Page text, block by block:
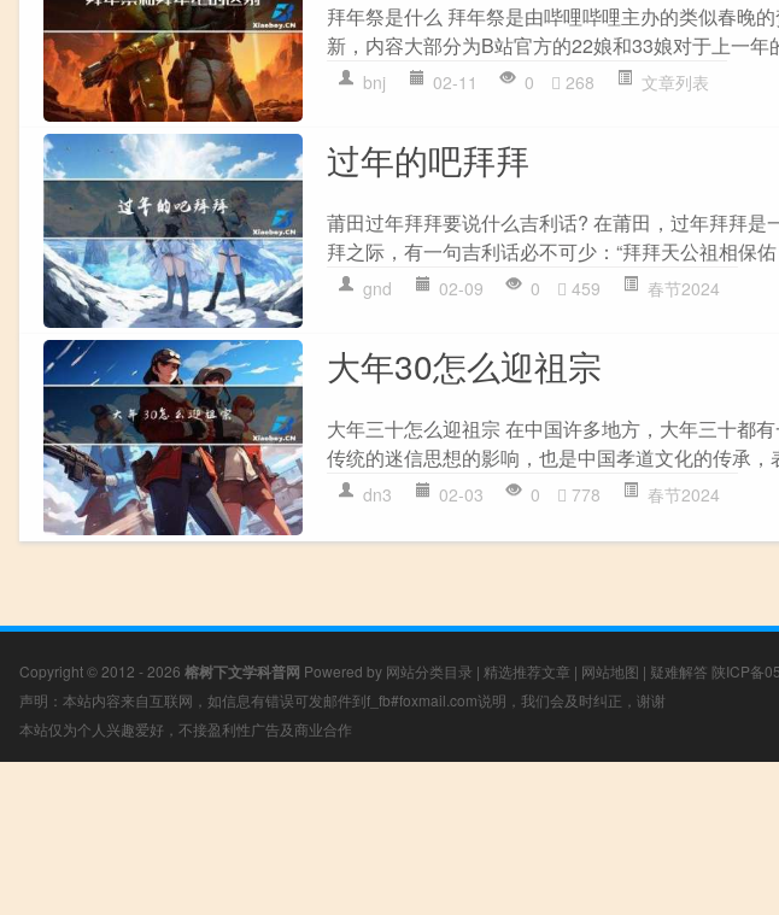
拜年祭是什么 拜年祭是由哔哩哔哩主办的类似春晚
新，内容大部分为B站官方的22娘和33娘对于上一年
bnj 02-11 0 268 文章列表
过年的吧拜拜
莆田过年拜拜要说什么吉利话? 在莆田，过年拜拜
拜之际，有一句吉利话必不可少：“拜拜天公祖相保
gnd 02-09 0 459 春节2024
大年30怎么迎祖宗
大年三十怎么迎祖宗 在中国许多地方，大年三十都
传统的迷信思想的影响，也是中国孝道文化的传承，
dn3 02-03 0 778 春节2024
Copyright © 2012 - 2026 榕树下文学科普网 Powered by 网站分类目录 | 精选推荐文章 | 网站地图 | 疑难解答 陕ICP备
声明：本站内容来自互联网，如信息有错误可发邮件到f_fb#foxmail.com说明，我们会及时纠正，谢谢
本站仅为个人兴趣爱好，不接盈利性广告及商业合作